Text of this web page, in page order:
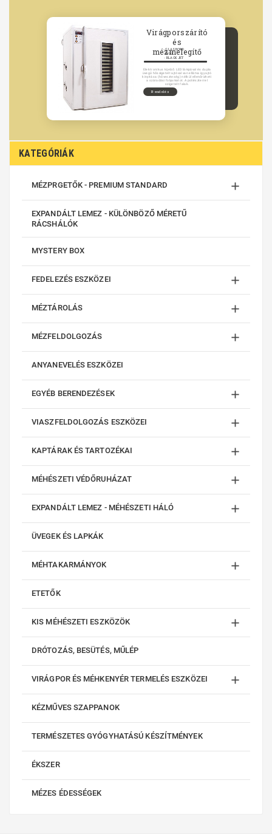
Virágporszárító
és
mézmelegítő
Rendelés
Elektronikus kijelző. LED lámpával és dupla
üvegű hőszigetelt ajtóval van ellátva így ajtó
kinyitása (hőveszteség) nélkül ellenőrizheti
a száradási folyamatot. A poliészterrel
szigetelt falak.
- GLASBORD
- BLACK JET
- INOX
KATEGÓRIÁK
MÉZPRGETŐK - PREMIUM STANDARD 
EXPANDÁLT LEMEZ - KÜLÖNBÖZŐ MÉRETŰ
RÁCSHÁLÓK
MYSTERY BOX
FEDELEZÉS ESZKÖZEI 
MÉZTÁROLÁS 
MÉZFELDOLGOZÁS 
ANYANEVELÉS ESZKÖZEI
EGYÉB BERENDEZÉSEK 
VIASZFELDOLGOZÁS ESZKÖZEI 
KAPTÁRAK ÉS TARTOZÉKAI 
MÉHÉSZETI VÉDŐRUHÁZAT 
EXPANDÁLT LEMEZ - MÉHÉSZETI HÁLÓ 
ÜVEGEK ÉS LAPKÁK
MÉHTAKARMÁNYOK 
ETETŐK
KIS MÉHÉSZETI ESZKÖZÖK 
DRÓTOZÁS, BESÜTÉS, MŰLÉP
VIRÁGPOR ÉS MÉHKENYÉR TERMELÉS ESZKÖZEI 
KÉZMŰVES SZAPPANOK
TERMÉSZETES GYÓGYHATÁSÚ KÉSZÍTMÉNYEK
ÉKSZER
MÉZES ÉDESSÉGEK